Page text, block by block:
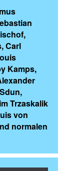
Carl
Kamps,
Trzaskalik
von
normalen